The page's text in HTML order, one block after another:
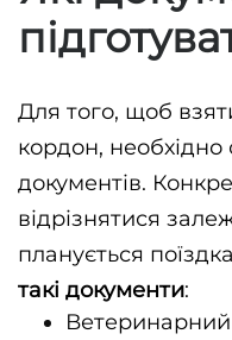
Для того, щоб
кордон,
документів.
відрізнятися
планується
такі документи: